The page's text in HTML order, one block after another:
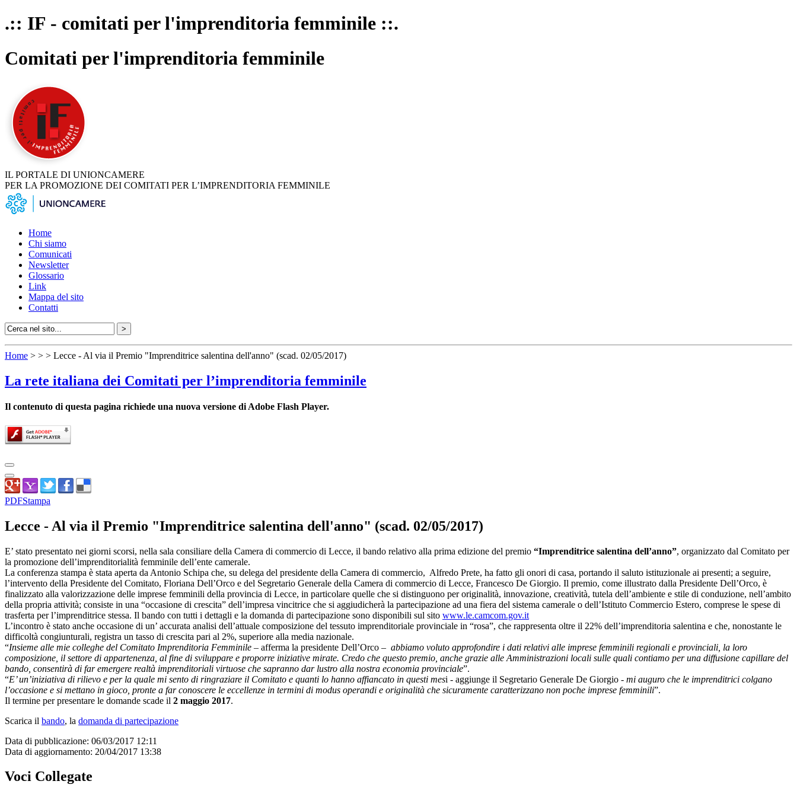
.:: IF - comitati per l'imprenditoria femminile ::.
Comitati per l'imprenditoria femminile
IL PORTALE DI UNIONCAMERE
PER LA PROMOZIONE DEI COMITATI PER L’IMPRENDITORIA FEMMINILE
Home
Chi siamo
Comunicati
Newsletter
Glossario
Link
Mappa del sito
Contatti
Home > > > Lecce - Al via il Premio "Imprenditrice salentina dell'anno" (scad. 02/05/2017)
La rete italiana dei Comitati per l’imprenditoria femminile
Il contenuto di questa pagina richiede una nuova versione di Adobe Flash Player.
PDFStampa
Lecce - Al via il Premio "Imprenditrice salentina dell'anno" (scad. 02/05/2017)
E’ stato presentato nei giorni scorsi, nella sala consiliare della Camera di commercio di Lecce, il bando relativo alla prima edizione del premio “Imprenditrice salentina dell’anno”, organizzato dal Comitato per
la promozione dell’imprenditorialità femminile dell’ente camerale.
La conferenza stampa è stata aperta da Antonio Schipa che, su delega del presidente della Camera di commercio, Alfredo Prete, ha fatto gli onori di casa, portando il saluto istituzionale ai presenti; a seguire,
l’intervento della Presidente del Comitato, Floriana Dell’Orco e del Segretario Generale della Camera di commercio di Lecce, Francesco De Giorgio. Il premio, come illustrato dalla Presidente Dell’Orco, è
finalizzato alla valorizzazione delle imprese femminili della provincia di Lecce, in particolare quelle che si distinguono per originalità, innovazione, creatività, tutela dell’ambiente e stile di conduzione, nell’ambito
della propria attività; consiste in una “occasione di crescita” dell’impresa vincitrice che si aggiudicherà la partecipazione ad una fiera del sistema camerale o dell’Istituto Commercio Estero, comprese le spese di
trasferta per l’imprenditrice stessa. Il bando con tutti i dettagli e la domanda di partecipazione sono disponibili sul sito www.le.camcom.gov.it
L’incontro è stato anche occasione di un’ accurata analisi dell’attuale composizione del tessuto imprenditoriale provinciale in “rosa”, che rappresenta oltre il 22% dell’imprenditoria salentina e che, nonostante le
difficoltà congiunturali, registra un tasso di crescita pari al 2%, superiore alla media nazionale.
“Insieme alle mie colleghe del Comitato Imprenditoria Femminile – afferma la presidente Dell’Orco – abbiamo voluto approfondire i dati relativi alle imprese femminili regionali e provinciali, la loro
composizione, il settore di appartenenza, al fine di sviluppare e proporre iniziative mirate. Credo che questo premio, anche grazie alle Amministrazioni locali sulle quali contiamo per una diffusione capillare del
bando, consentirà di far emergere realtà imprenditoriali virtuose che sapranno dar lustro alla nostra economia provinciale”.
“E’ un’iniziativa di rilievo e per la quale mi sento di ringraziare il Comitato e quanti lo hanno affiancato in questi mesi - aggiunge il Segretario Generale De Giorgio - mi auguro che le imprenditrici colgano
l’occasione e si mettano in gioco, pronte a far conoscere le eccellenze in termini di modus operandi e originalità che sicuramente caratterizzano non poche imprese femminili”.
Il termine per presentare le domande scade il 2 maggio 2017.
Scarica il bando, la domanda di partecipazione
Data di pubblicazione: 06/03/2017 12:11
Data di aggiornamento: 20/04/2017 13:38
Voci Collegate